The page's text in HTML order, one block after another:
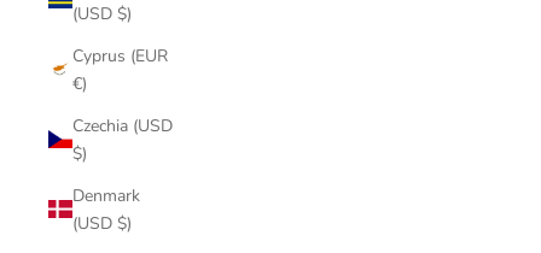
(USD $)
Cyprus (EUR
€)
Czechia (USD
$)
Denmark
(USD $)